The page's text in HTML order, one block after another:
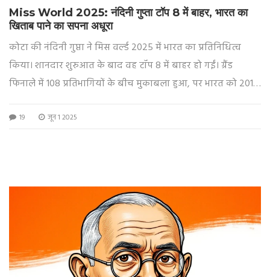
Miss World 2025: नंदिनी गुप्ता टॉप 8 में बाहर, भारत का
खिताब पाने का सपना अधूरा
कोटा की नंदिनी गुप्ता ने मिस वर्ल्ड 2025 में भारत का प्रतिनिधित्व
किया। शानदार शुरुआत के बाद वह टॉप 8 में बाहर हो गईं। ग्रैंड
फिनाले में 108 प्रतिभागियों के बीच मुकाबला हुआ, पर भारत को 2017
19 जून 1 2025